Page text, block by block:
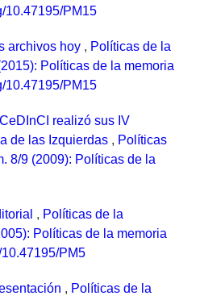
10.47195/PM15
archivos hoy , Políticas de la
Políticas de la memoria
10.47195/PM15
realizó sus IV
de las Izquierdas , Políticas
8/9 (2009): Políticas de la
, Políticas de la
Políticas de la memoria
10.47195/PM5
, Políticas de la